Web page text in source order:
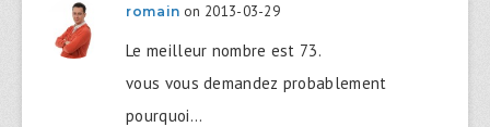
romain on 2013-03-29
Le meilleur nombre est 73.
vous vous demandez probablement
pourquoi…